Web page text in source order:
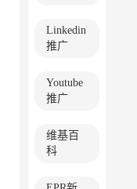
Linkedin
推广
Youtube
推广
维基百
科